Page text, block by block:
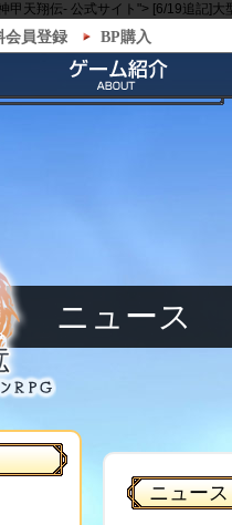
甲天翔伝- 公式サイト"> [6/19追記]大
会員登録 BP購入
翔伝-」公式サイト
ニュース
ニュース